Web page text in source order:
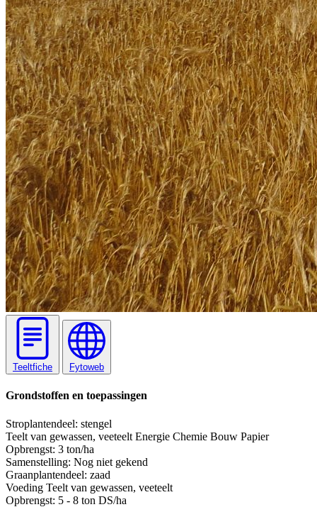
Teeltfiche Fytoweb
Grondstoffen en toepassingen
Stroplantendeel: stengel
Teelt van gewassen, veeteelt Energie Chemie Bouw Papier
Opbrengst: 3 ton/ha
Samenstelling: Nog niet gekend
Graanplantendeel: zaad
Voeding Teelt van gewassen, veeteelt
Opbrengst: 5 - 8 ton DS/ha